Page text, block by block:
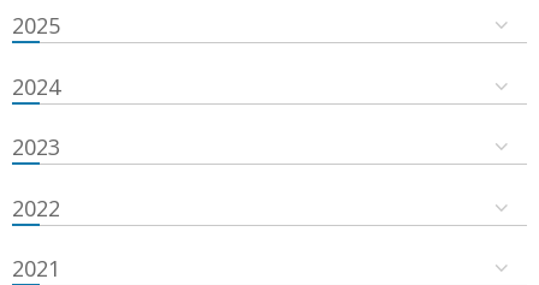
2025
2024
2023
2022
2021